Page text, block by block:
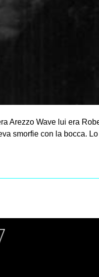
Arezzo Wave lui era
smorfie con la bocca.